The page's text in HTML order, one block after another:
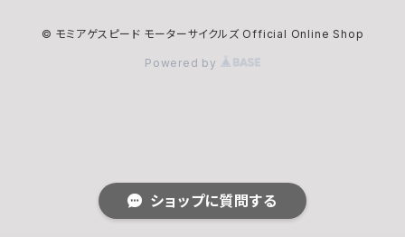
ショップに質問する
© モミアゲスピード モーターサイクルズ Official Online Shop
Powered by